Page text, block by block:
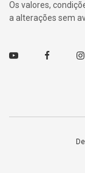
Os valores,
a alterações sem
Youtube Facebook